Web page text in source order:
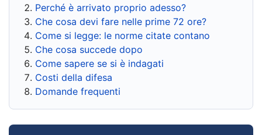
Perché è arrivato proprio adesso?
Che cosa devi fare nelle prime 72 ore?
Come si legge: le norme citate contano
Che cosa succede dopo
Come sapere se si è indagati
Costi della difesa
Domande frequenti